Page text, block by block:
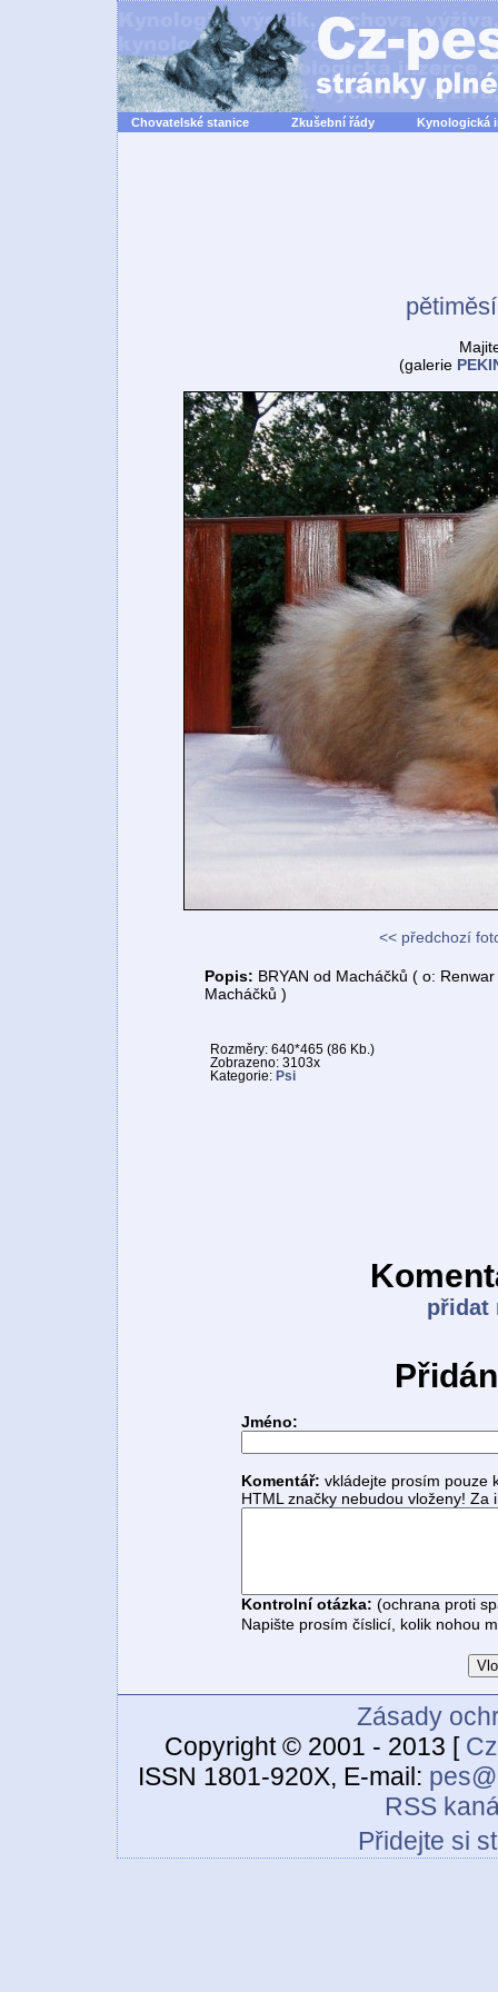
Chovatelské stanice Zkušební řády Kynologická
(galerie
<< předchozí
Popis: BRYAN od Macháčků ( o:
Macháčků )
Rozměry: 640*465 (86 Kb.)
Zobrazeno: 3103x
Kategorie: Psi
přidat
Jméno:
Komentář: vkládejte prosím pouze
HTML značky nebudou vloženy!
Kontrolní otázka: (ochrana proti
Napište prosím číslicí, kolik nohou
Zásady
Copyright © 2001 - 2013 [
ISSN 1801-920X, E-mail:
RSS
Přidejte si